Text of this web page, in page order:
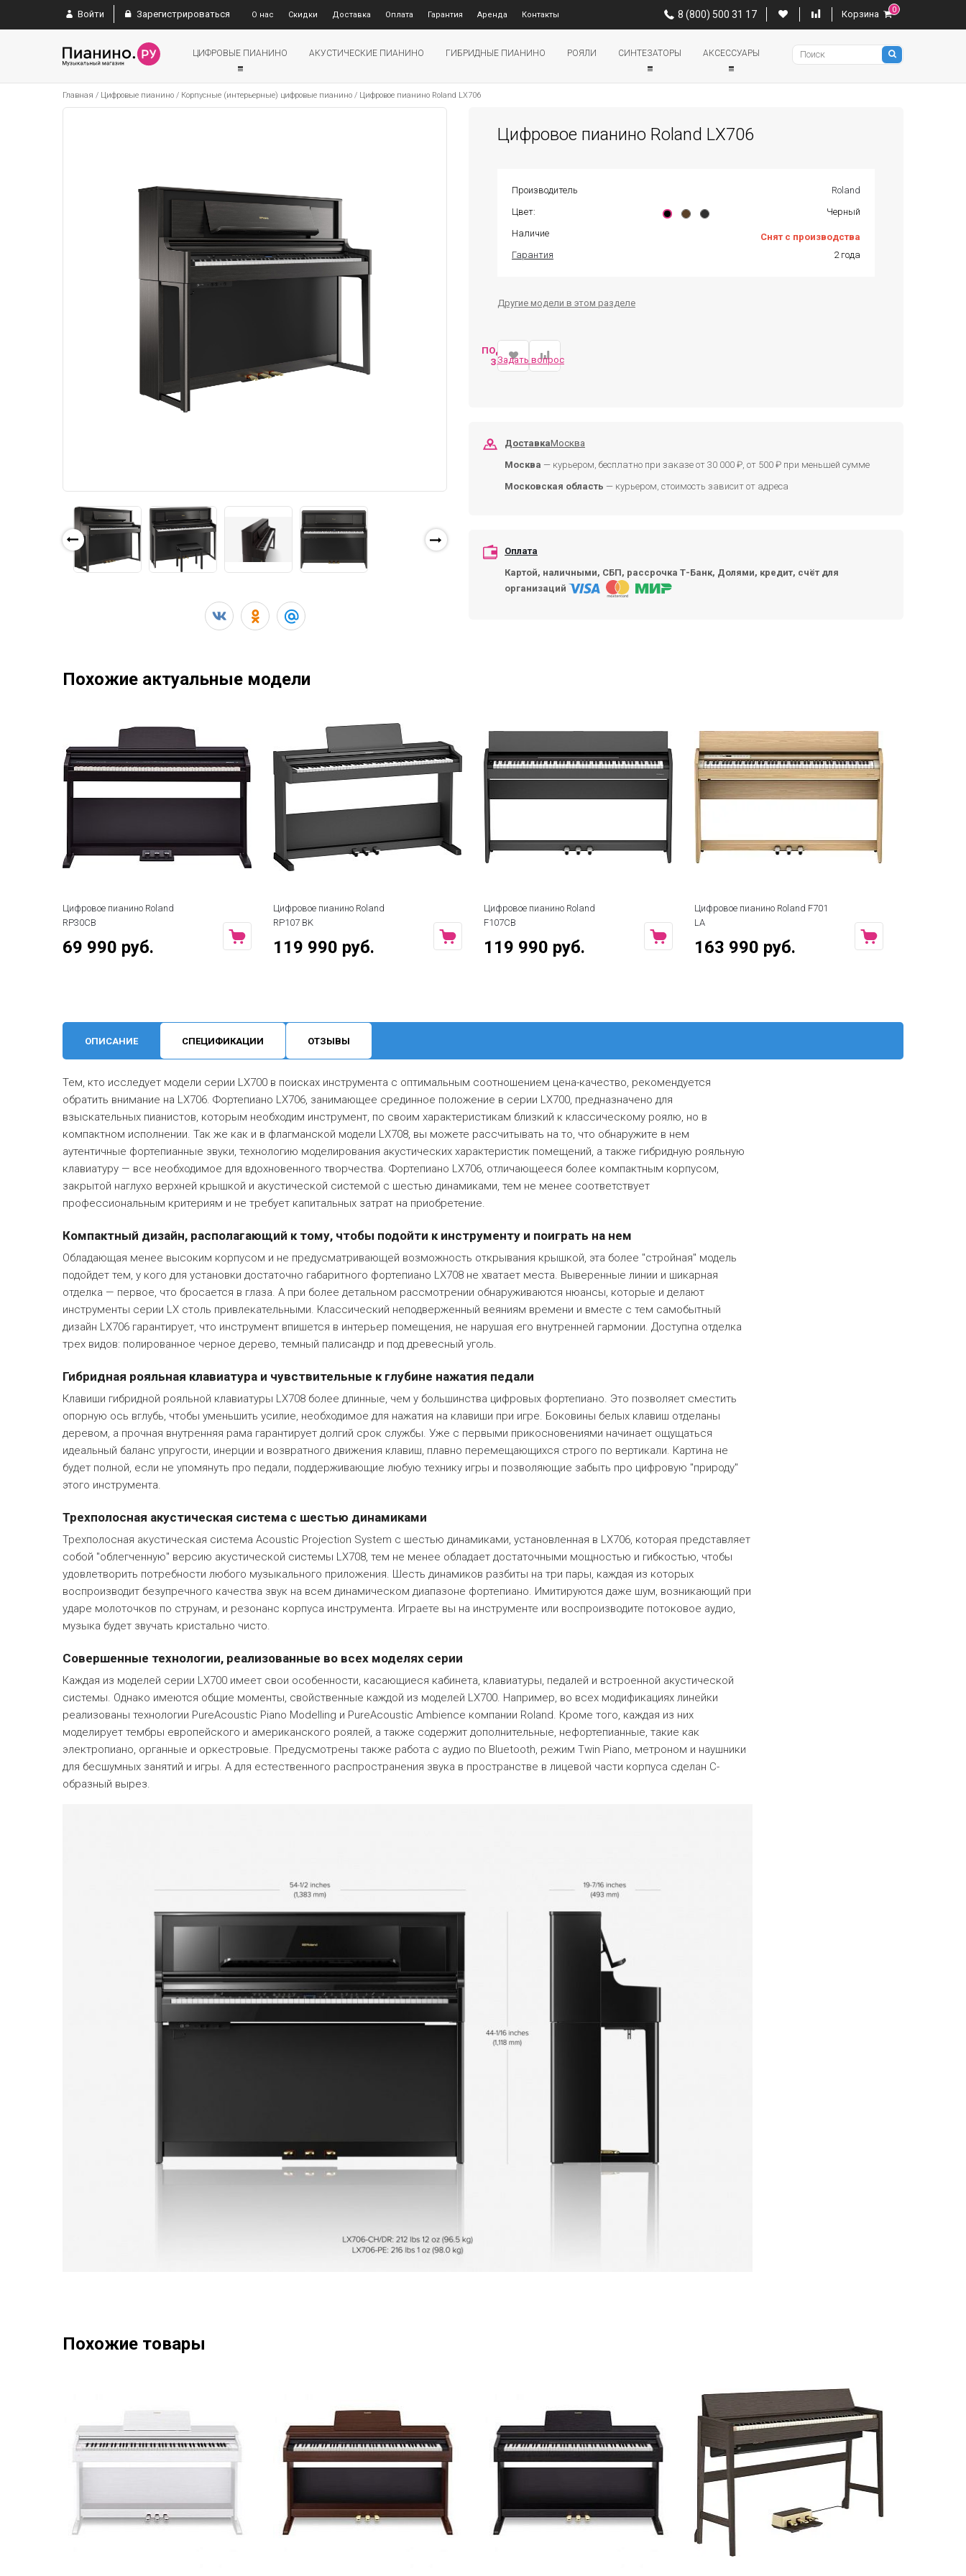
8 (800) 500 31 17 Корзина
Pianino
Войти Зарегистрироваться О нас Скидки Доставка Оплата Гарантия Аренда Контакты 8 (800) 500 31 17 Корзина 0
ЦИФРОВЫЕ ПИАНИНО АКУСТИЧЕСКИЕ ПИАНИНО ГИБРИДНЫЕ ПИАНИНО РОЯЛИ СИНТЕЗАТОРЫ АКСЕССУАРЫ
Главная / Цифровые пианино / Корпусные (интерьерные) цифровые пианино / Цифровое пианино Roland LX706
Цифровое пианино Roland LX706
Производитель
Roland
Цвет:
Черный
Наличие
Снят с производства
Гарантия
2 года
Другие модели в этом разделе
ПОДОБРАТЬ
ЗАМЕНУ
Задать вопрос
ДоставкаМосква
Москва — курьером, бесплатно при заказе от 30 000 ₽, от 500 ₽ при меньшей сумме
Московская область — курьером, стоимость зависит от адреса
Оплата
Картой, наличными, СБП, рассрочка Т-Банк, Долями, кредит, счёт для
организаций
Похожие актуальные модели
Цифровое пианино Roland
RP30CB
69 990 руб.
Цифровое пианино Roland
RP107 BK
119 990 руб.
Цифровое пианино Roland
F107CB
119 990 руб.
Цифровое пианино Roland F701
LA
163 990 руб.
ОПИСАНИЕ СПЕЦИФИКАЦИИ ОТЗЫВЫ
Тем, кто исследует модели серии LX700 в поисках инструмента с оптимальным соотношением цена-качество, рекомендуется
обратить внимание на LX706. Фортепиано LX706, занимающее срединное положение в серии LX700, предназначено для
взыскательных пианистов, которым необходим инструмент, по своим характеристикам близкий к классическому роялю, но в
компактном исполнении. Так же как и в флагманской модели LX708, вы можете рассчитывать на то, что обнаружите в нем
аутентичные фортепианные звуки, технологию моделирования акустических характеристик помещений, а также гибридную рояльную
клавиатуру — все необходимое для вдохновенного творчества. Фортепиано LX706, отличающееся более компактным корпусом,
закрытой наглухо верхней крышкой и акустической системой с шестью динамиками, тем не менее соответствует
профессиональным критериям и не требует капитальных затрат на приобретение.
Компактный дизайн, располагающий к тому, чтобы подойти к инструменту и поиграть на нем
Обладающая менее высоким корпусом и не предусматривающей возможность открывания крышкой, эта более "стройная" модель
подойдет тем, у кого для установки достаточно габаритного фортепиано LX708 не хватает места. Выверенные линии и шикарная
отделка — первое, что бросается в глаза. А при более детальном рассмотрении обнаруживаются нюансы, которые и делают
инструменты серии LX столь привлекательными. Классический неподверженный веяниям времени и вместе с тем самобытный
дизайн LX706 гарантирует, что инструмент впишется в интерьер помещения, не нарушая его внутренней гармонии. Доступна отделка
трех видов: полированное черное дерево, темный палисандр и под древесный уголь.
Гибридная рояльная клавиатура и чувствительные к глубине нажатия педали
Клавиши гибридной рояльной клавиатуры LX708 более длинные, чем у большинства цифровых фортепиано. Это позволяет сместить
опорную ось вглубь, чтобы уменьшить усилие, необходимое для нажатия на клавиши при игре. Боковины белых клавиш отделаны
деревом, а прочная внутренняя рама гарантирует долгий срок службы. Уже с первыми прикосновениями начинает ощущаться
идеальный баланс упругости, инерции и возвратного движения клавиш, плавно перемещающихся строго по вертикали. Картина не
будет полной, если не упомянуть про педали, поддерживающие любую технику игры и позволяющие забыть про цифровую "природу"
этого инструмента.
Трехполосная акустическая система с шестью динамиками
Трехполосная акустическая система Acoustic Projection System с шестью динамиками, установленная в LX706, которая представляет
собой "облегченную" версию акустической системы LX708, тем не менее обладает достаточными мощностью и гибкостью, чтобы
удовлетворить потребности любого музыкального приложения. Шесть динамиков разбиты на три пары, каждая из которых
воспроизводит безупречного качества звук на всем динамическом диапазоне фортепиано. Имитируются даже шум, возникающий при
ударе молоточков по струнам, и резонанс корпуса инструмента. Играете вы на инструменте или воспроизводите потоковое аудио,
музыка будет звучать кристально чисто.
Совершенные технологии, реализованные во всех моделях серии
Каждая из моделей серии LX700 имеет свои особенности, касающиеся кабинета, клавиатуры, педалей и встроенной акустической
системы. Однако имеются общие моменты, свойственные каждой из моделей LX700. Например, во всех модификациях линейки
реализованы технологии PureAcoustic Piano Modelling и PureAcoustic Ambience компании Roland. Кроме того, каждая из них
моделирует тембры европейского и американского роялей, а также содержит дополнительные, нефортепианные, такие как
электропиано, органные и оркестровые. Предусмотрены также работа с аудио по Bluetooth, режим Twin Piano, метроном и наушники
для бесшумных занятий и игры. А для естественного распространения звука в пространстве в лицевой части корпуса сделан С-
образный вырез.
Похожие товары